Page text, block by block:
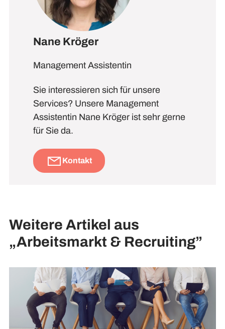
Nane Kröger
Management Assistentin
Sie interessieren sich für unsere
Services? Unsere Management
Assistentin Nane Kröger ist sehr gerne
für Sie da.
Kontakt
Weitere Artikel aus
„Arbeitsmarkt & Recruiting”